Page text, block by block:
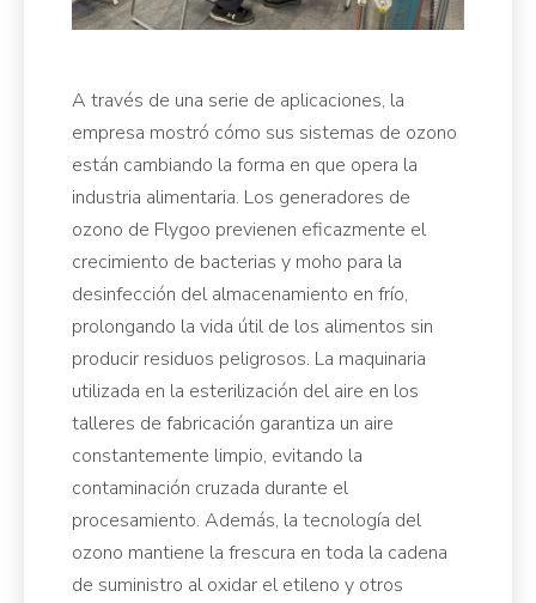
A través de una serie de aplicaciones, la
empresa mostró cómo sus sistemas de ozono
están cambiando la forma en que opera la
industria alimentaria. Los generadores de
ozono de Flygoo previenen eficazmente el
crecimiento de bacterias y moho para la
desinfección del almacenamiento en frío,
prolongando la vida útil de los alimentos sin
producir residuos peligrosos. La maquinaria
utilizada en la esterilización del aire en los
talleres de fabricación garantiza un aire
constantemente limpio, evitando la
contaminación cruzada durante el
procesamiento. Además, la tecnología del
ozono mantiene la frescura en toda la cadena
de suministro al oxidar el etileno y otros